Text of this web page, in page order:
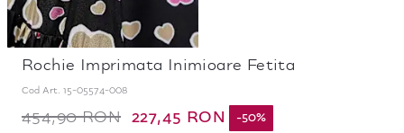
Rochie Imprimata Inimioare Fetita
Cod Art. 15-05574-008
454,90 RON 227,45 RON -50%